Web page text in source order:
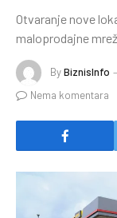
Otvaranje nove
maloprodajne
ByBiznisInfo
Nema komentara